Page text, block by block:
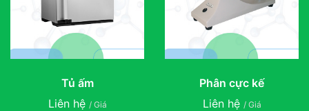
Tủ ấm
Liên hệ / Giá
Phân cực kế
Liên hệ / Giá